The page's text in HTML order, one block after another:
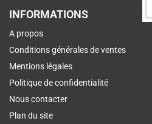
INFORMATIONS
A propos
Conditions générales de ventes
Mentions légales
Politique de confidentialité
Nous contacter
Plan du site